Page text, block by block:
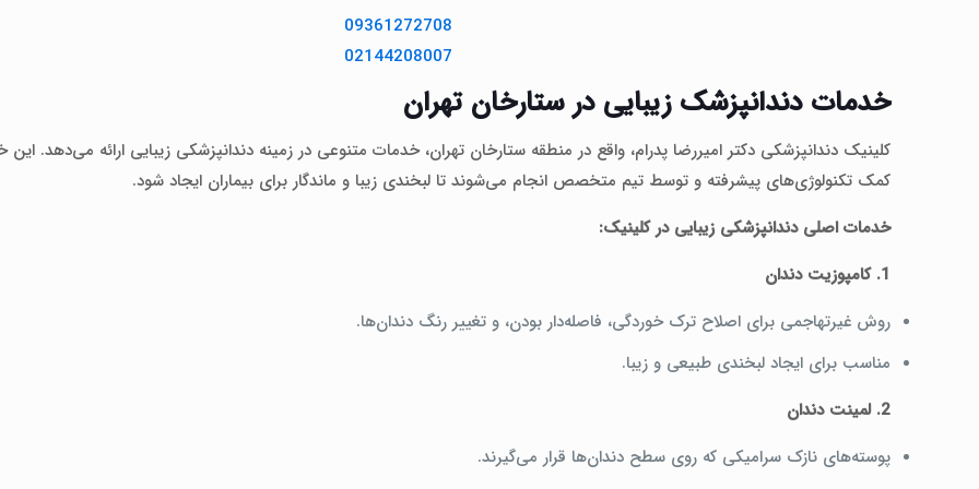
09361272708
02144208007
خدمات دندانپزشک زیبایی در ستارخان تهران
کلینیک دندانپزشکی دکتر امیررضا پدرام، واقع در منطقه ستارخان تهران، خدمات متنوعی در زمینه دندانپزشکی زیبایی ارائه می‌دهد.
کمک تکنولوژی‌های پیشرفته و توسط تیم متخصص انجام می‌شوند تا لبخندی زیبا و ماندگار برای بیماران ایجاد شود.
خدمات اصلی دندانپزشکی زیبایی در کلینیک:
1. کامپوزیت دندان
روش غیرتهاجمی برای اصلاح ترک خوردگی، فاصله‌دار بودن، و تغییر رنگ دندان‌ها.
مناسب برای ایجاد لبخندی طبیعی و زیبا.
2. لمینت دندان
پوسته‌های نازک سرامیکی که روی سطح دندان‌ها قرار می‌گیرند.